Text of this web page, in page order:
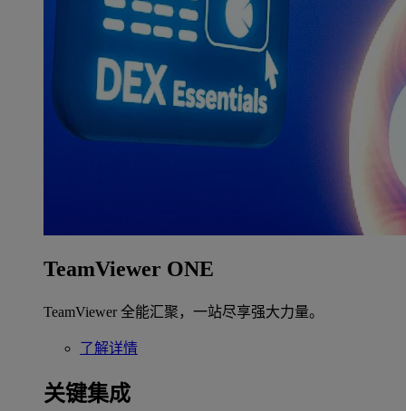
TeamViewer ONE
TeamViewer 全能汇聚，一站尽享强大力量。
了解详情
关键集成